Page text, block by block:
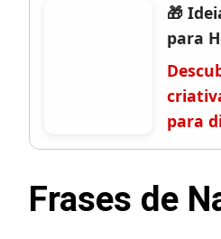
🎁
para
para
Frases de